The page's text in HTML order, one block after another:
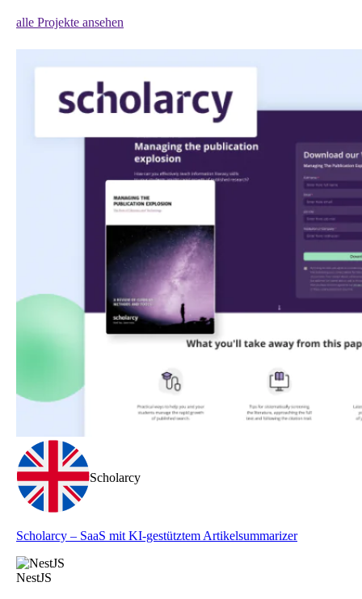
alle Projekte ansehen
Scholarcy
Scholarcy – SaaS mit KI-gestütztem Artikelsummarizer
NestJS